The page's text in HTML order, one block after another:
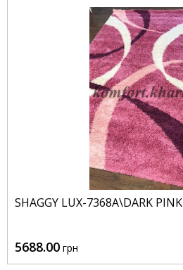
SHAGGY LUX-7368A\DARK PINK
5688.00 грн